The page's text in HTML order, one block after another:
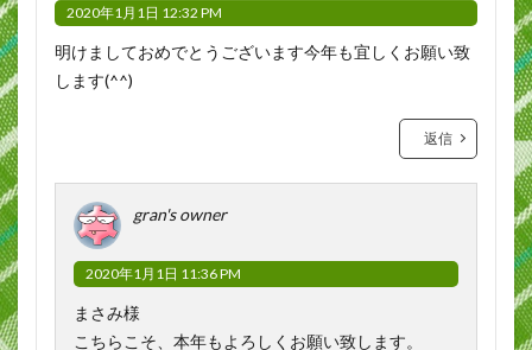
2020年1月1日 12:32 PM
明けましておめでとうございます今年も宜しくお願い致
します(^^)
返信
gran's owner
2020年1月1日 11:36 PM
まさみ様
こちらこそ、本年もよろしくお願い致します。